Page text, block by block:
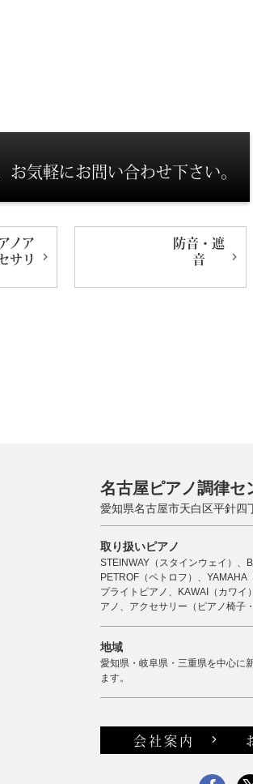
気軽にお問い合わせ下さい。
ノア
サリ
防音・遮
音
名古屋ピアノ調律セ
愛知県名古屋市天白区平針四
取り扱いピアノ
STEINWAY（スタインウェイ）、
PETROF（ペトロフ）、
プライトピアノ、KAWAI（カワ
アノ、アクセサリー（ピアノ椅子
地域
愛知県・岐阜県・三重県を中心に
ます。
会社案内